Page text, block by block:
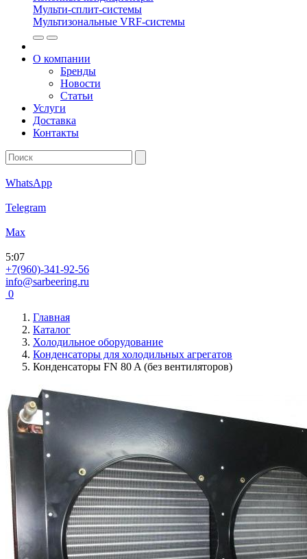
Мульти-сплит-системы
Мультизональные VRF-системы
О компании
Бренды
Новости
Статьи
Услуги
Доставка
Контакты
WhatsApp
Telegram
Max
5:07
+7(960)-341-92-56
info@sarbeering.ru
0
Главная
Каталог
Холодильное оборудование
Конденсаторы для холодильных агрегатов
Конденсаторы FN 80 A (без вентиляторов)